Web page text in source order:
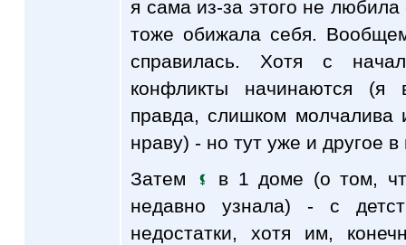
я сама из-за этого не
тоже обижала себя.
справилась. Хотя с
конфликты начинаются
правда, слишком
нраву) - но тут уже и другое в
Затем
в 1 доме (о том,
недавно узнала) - с
недостатки, хотя им,